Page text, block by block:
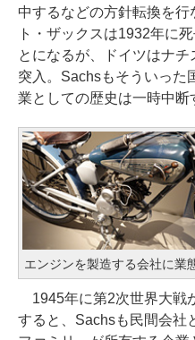
中するなどの方針転換を
ト・ザックスは1932年に
とになるが、ドイツはナ
突入。Sachsもそういった
業としての歴史は一時中断
エンジンを製造する会社に業
1945年に第2次世界大戦
すると、Sachsも民間会社